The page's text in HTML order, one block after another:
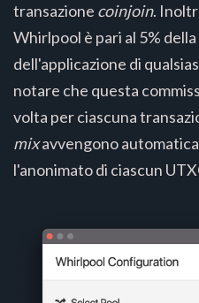
transazione coinjoin.
Whirlpool è pari al 5%
dell'applicazione di
notare che questa
volta per ciascuna
mixavvengono
l'anonimato di ciascun